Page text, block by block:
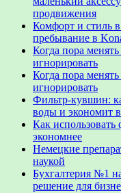
продвижения
Комфорт и стиль
пребывание в
Когда пора
игнорировать
Когда пора
игнорировать
Фильтр-кувшин:
воды и экономит
Как
экономнее
Немецкие
наукой
Бухгалтерия №1
решение для